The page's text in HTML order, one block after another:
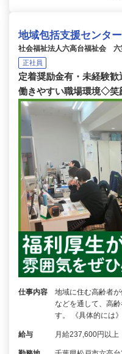
地域包括支援センタ
社会福祉法人六高台福祉会 六
正社員
定着奨励金有・未経験
働きやすい職場環境◇
仕事内容
地域に住む高齢者
などを通して、高
す。 《具体的には
給与 月給237,600円以上